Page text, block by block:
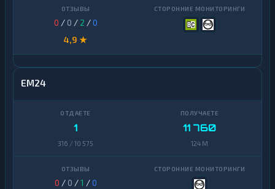
0 / 0 / 2 /0
4,9 ★
EM24
1
316 / 10 575
11 760
124 M
0 / 0 /1 /0